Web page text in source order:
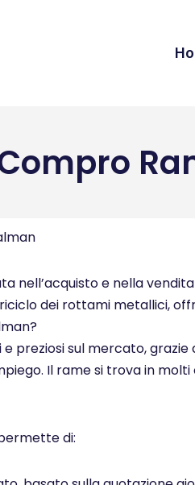
nell’acquisto e nella
dei rottami metallici,
preziosi sul mercato,
Il rame si trova in
di: